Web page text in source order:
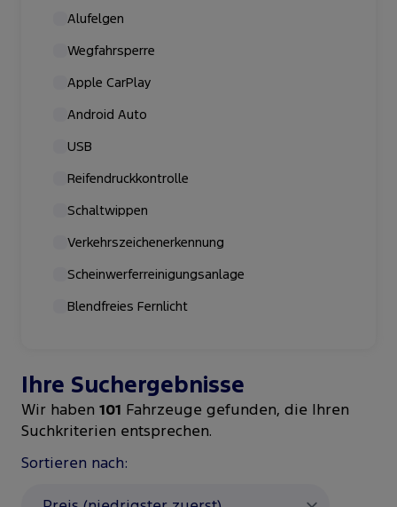
Alufelgen
Wegfahrsperre
Apple CarPlay
Android Auto
USB
Reifendruckkontrolle
Schaltwippen
Verkehrszeichenerkennung
Scheinwerferreinigungsanlage
Blendfreies Fernlicht
Ihre Suchergebnisse
Wir haben 101 Fahrzeuge gefunden, die Ihren
Suchkriterien entsprechen.
Sortieren nach: